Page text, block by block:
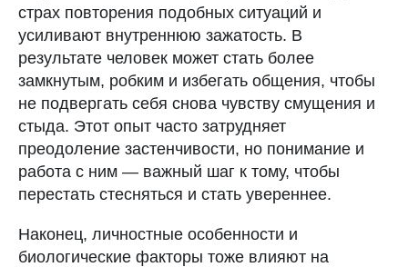
страх повторения подобных ситуаций и
усиливают внутреннюю зажатость. В
результате человек может стать более
замкнутым, робким и избегать общения, чтобы
не подвергать себя снова чувству смущения и
стыда. Этот опыт часто затрудняет
преодоление застенчивости, но понимание и
работа с ним — важный шаг к тому, чтобы
перестать стесняться и стать увереннее.
Наконец, личностные особенности и
биологические факторы тоже влияют на